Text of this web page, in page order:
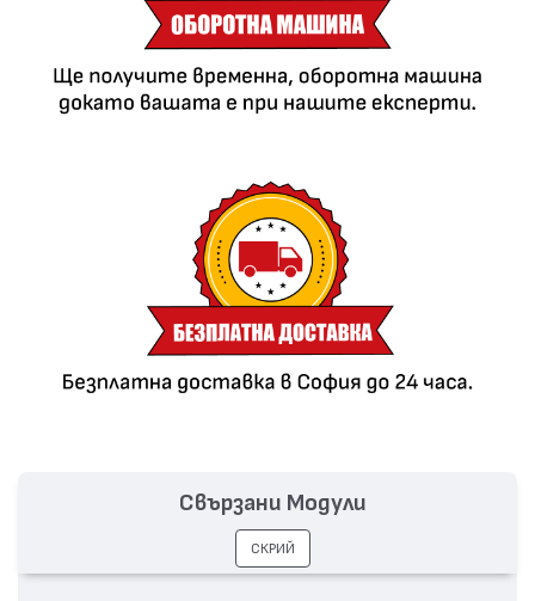
Свързани Модули
СКРИЙ